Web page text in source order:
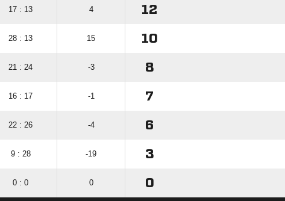
17 : 13 4 12
28 : 13 15 10
21 : 24 -3 8
16 : 17 -1 7
22 : 26 -4 6
9 : 28 -19 3
0 : 0 0 0